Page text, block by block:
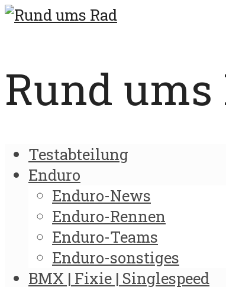
Rund ums
Testabteilung
Enduro
Enduro-News
Enduro-Rennen
Enduro-Teams
Enduro-sonstiges
BMX | Fixie | Singlespeed